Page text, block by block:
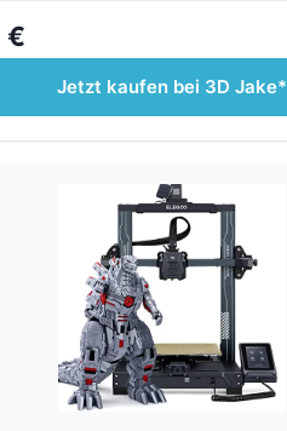
€
Jetzt kaufen bei 3D Jake*